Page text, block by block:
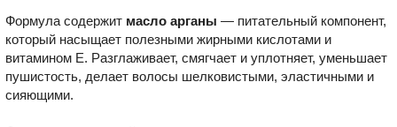
Формула содержит масло арганы — питательный компонент,
который насыщает полезными жирными кислотами и
витамином E. Разглаживает, смягчает и уплотняет, уменьшает
пушистость, делает волосы шелковистыми, эластичными и
сияющими.